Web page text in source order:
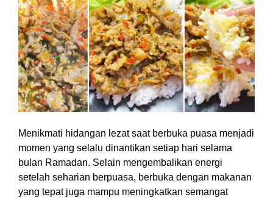
Menikmati hidangan lezat saat berbuka puasa menjadi
momen yang selalu dinantikan setiap hari selama
bulan Ramadan. Selain mengembalikan energi
setelah seharian berpuasa, berbuka dengan makanan
yang tepat juga mampu meningkatkan semangat